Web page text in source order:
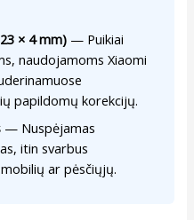
× 4 mm) — Puikiai
naudojamoms Xiaomi
papildomų korekcijų.
— Nuspėjamas
itin svarbus
ar pėsčiųjų.